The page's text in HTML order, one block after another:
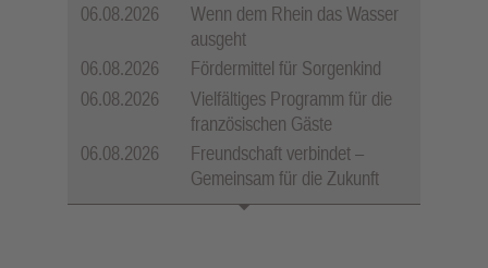
06.08.2026
Wenn dem Rhein das Wasser
ausgeht
06.08.2026
Fördermittel für Sorgenkind
06.08.2026
Vielfältiges Programm für die
französischen Gäste
06.08.2026
Freundschaft verbindet –
Gemeinsam für die Zukunft